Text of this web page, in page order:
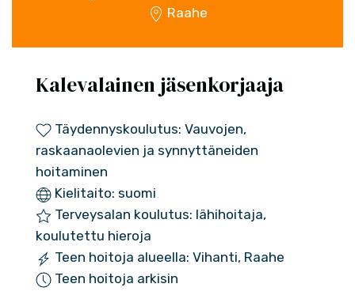
Raahe
Kalevalainen jäsenkorjaaja
Täydennyskoulutus: Vauvojen,
raskaanaolevien ja synnyttäneiden
hoitaminen
Kielitaito: suomi
Terveysalan koulutus: lähihoitaja,
koulutettu hieroja
Teen hoitoja alueella: Vihanti, Raahe
Teen hoitoja arkisin